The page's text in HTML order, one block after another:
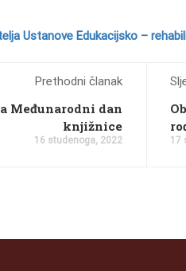
Ustanove Edukacijsko –
Prethodni članak
Međunarodni dan
knjižnice
16 studenoga, 2022 17